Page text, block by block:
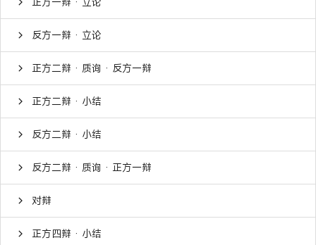
反方一辩 · 立论
正方二辩 · 质询 · 反方一辩
正方二辩 · 小结
反方二辩 · 小结
反方二辩 · 质询 · 正方一辩
对辩
正方四辩 · 小结